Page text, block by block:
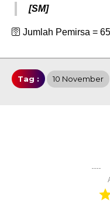
[SM]
🛜 Jumlah Pemirsa = 65
Tag : 10 November